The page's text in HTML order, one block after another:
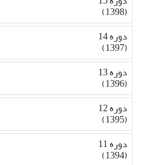
(1398)
دوره 14
(1397)
دوره 13
(1396)
دوره 12
(1395)
دوره 11
(1394)